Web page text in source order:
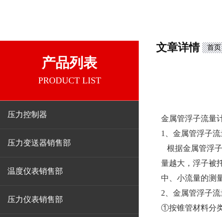
产品列表
PRODUCT LIST
压力控制器
压力变送器销售部
温度仪表销售部
压力仪表销售部
文章详情 首页
金属管浮子流量
1、金属管浮子
根据金属管浮
量越大，浮子被
中、小流量的测
2、 金属管浮子
①按锥管材料分